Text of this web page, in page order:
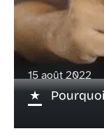
15 août 2022